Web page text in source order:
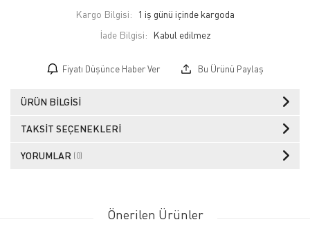
Kargo Bilgisi:
1 iş günü içinde kargoda
İade Bilgisi:
Fiyatı Düşünce Haber Ver Bu Ürünü Paylaş
ÜRÜN BILGISI
TAKSIT SEÇENEKLERI
YORUMLAR (0)
Önerilen Ürünler